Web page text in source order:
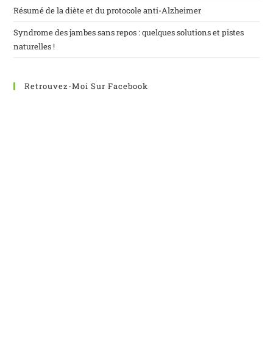
Résumé de la diète et du protocole anti-Alzheimer
Syndrome des jambes sans repos : quelques solutions et pistes
naturelles !
Retrouvez-Moi Sur Facebook